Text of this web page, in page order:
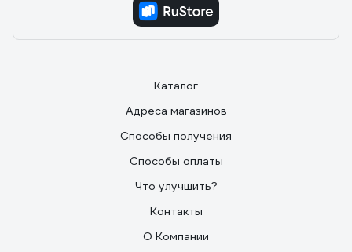
Каталог
Адреса магазинов
Способы получения
Способы оплаты
Что улучшить?
Контакты
О Компании